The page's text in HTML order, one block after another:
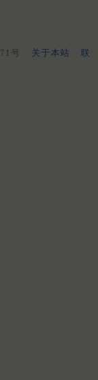
号 关于本站
联